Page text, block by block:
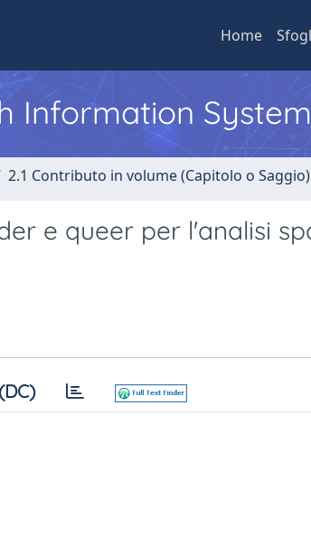
Home
Information System
2.1 Contributo in volume (Capitolo o Saggio)
e queer per l'analisi